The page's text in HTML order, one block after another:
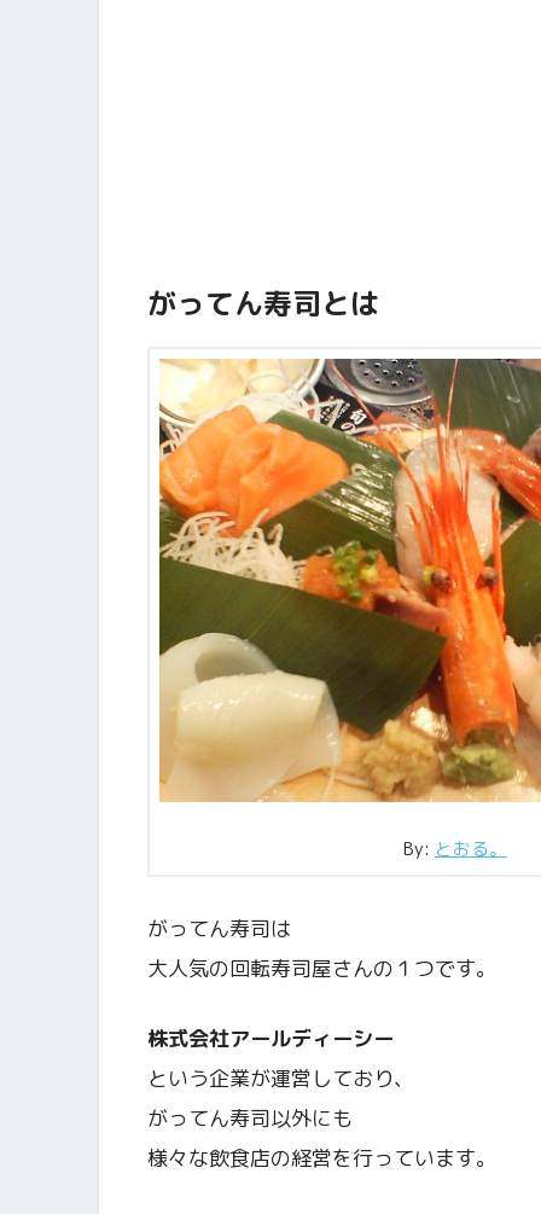
がってん寿司とは
By: とおる。
がってん寿司は
大人気の回転寿司屋さんの１つです。
株式会社アールディーシー
という企業が運営しており、
がってん寿司以外にも
様々な飲食店の経営を行っています。